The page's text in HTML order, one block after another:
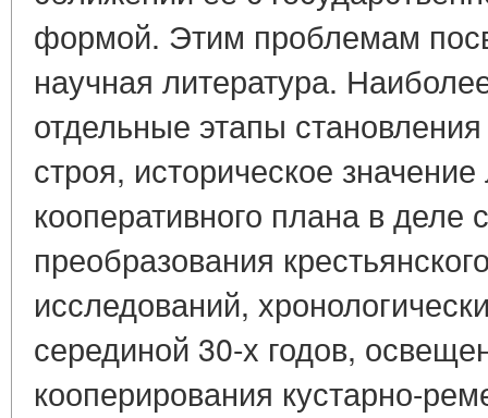
формой. Этим проблемам
научная литература.
отдельные этапы
строя, историческое значение
кооперативного плана в деле
преобразования
исследований,
серединой 30-х годов,
кооперирования кустарно-